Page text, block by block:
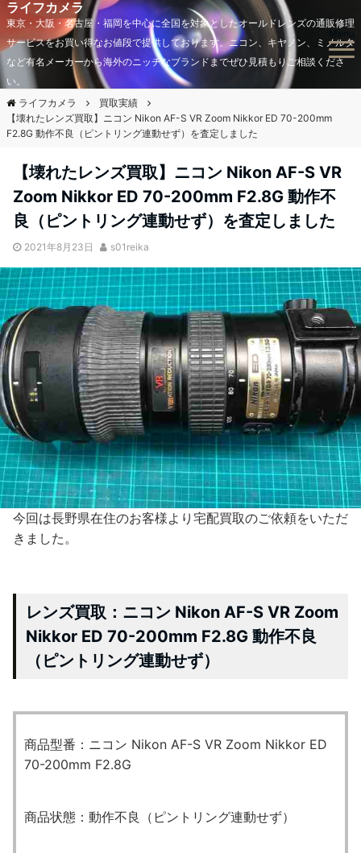
ライフカメラ
東京・大阪・名古屋・福岡を中心に全国を対象としたオールドレンズの通販修理
サービスをお買い得なお値段で提供しております。ニコン、キヤノン、ミノルタ
など有名メーカーから海外のニッチなブランドまでぜひ見積もりご相談くださ
い。
ライフカメラ
買取実績
【壊れたレンズ買取】ニコン Nikon AF-S VR Zoom Nikkor ED 70-200mm
F2.8G 動作不良（ピントリング連動せず）を査定しました
【壊れたレンズ買取】ニコン Nikon AF-S VR
Zoom Nikkor ED 70-200mm F2.8G 動作不
良（ピントリング連動せず）を査定しました
2021年8月23日 s01reika
今回は長野県在住のお客様より宅配買取のご依頼をいただ
きました。
レンズ買取：ニコン Nikon AF-S VR Zoom
Nikkor ED 70-200mm F2.8G 動作不良
（ピントリング連動せず）
商品型番：ニコン Nikon AF-S VR Zoom Nikkor ED
70-200mm F2.8G
商品状態：動作不良（ピントリング連動せず）